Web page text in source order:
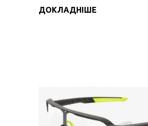
ДОКЛАДНІШЕ